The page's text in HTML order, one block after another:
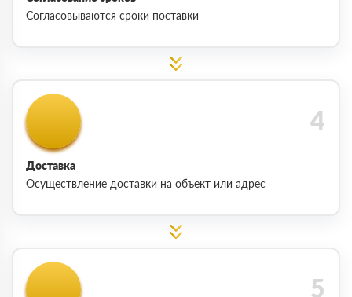
Согласовываются сроки поставки
Доставка
Осуществление доставки на объект или адрес